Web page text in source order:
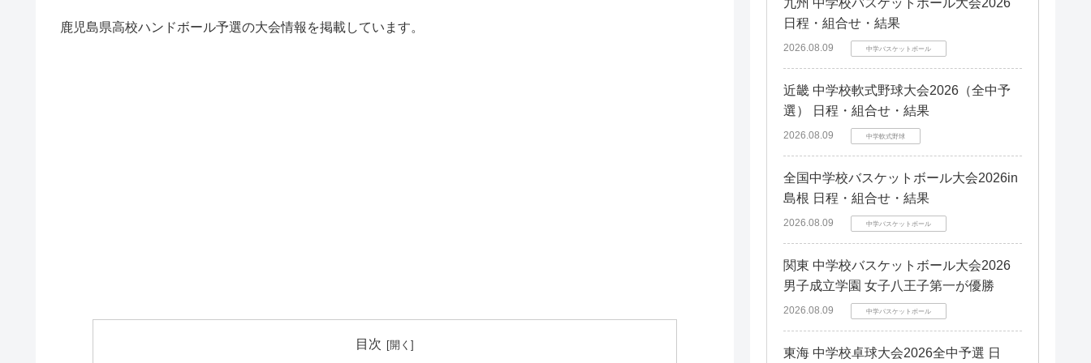
鹿児島県高校ハンドボール予選の大会情報を掲載しています。
目次
九州 中学校バスケットボール大会2026
日程・組合せ・結果
2026.08.09 中学バスケットボール
近畿 中学校軟式野球大会2026（全中予
選） 日程・組合せ・結果
2026.08.09 中学軟式野球
全国中学校バスケットボール大会2026in
島根 日程・組合せ・結果
2026.08.09 中学バスケットボール
関東 中学校バスケットボール大会2026
男子成立学園 女子八王子第一が優勝
2026.08.09 中学バスケットボール
東海 中学校卓球大会2026全中予選 日